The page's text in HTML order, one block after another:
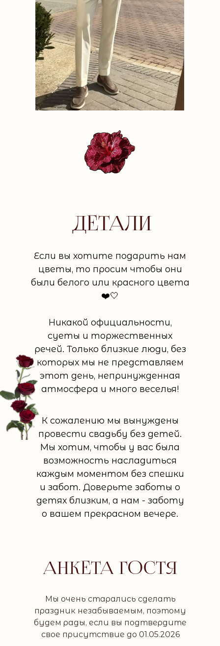
дЕТАЛИ
Если вы хотите подарить нам
цветы, то просим чтобы они
были белого или красного цвета
❤️🤍
Никакой официальности,
суеты и торжественных
речей. Только близкие люди, без
которых мы не представляем
этот день, непринужденная
атмосфера и много веселья!
К сожалению мы вынуждены
провести свадьбу без детей.
Мы хотим, чтобы у вас была
возможность насладиться
каждым моментом без спешки
и забот. Доверьте заботы о
детях близким, а нам - заботу
о вашем прекрасном вечере.
АНКЕТА ГОСТЯ
Мы очень старались сделать
праздник незабываемым, поэтому
будем рады, если вы подтвердите
свое присутствие до 01.05.2026